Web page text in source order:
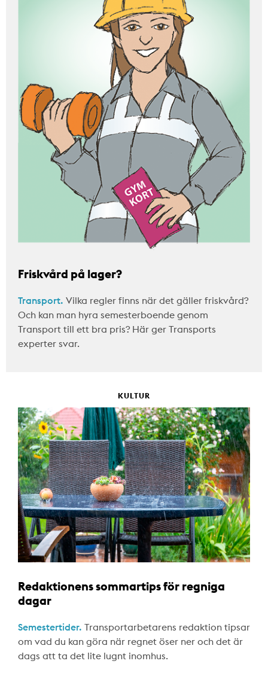
Friskvård på lager?
Transport. Vilka regler finns när det gäller friskvård?
Och kan man hyra semesterboende genom
Transport till ett bra pris? Här ger Transports
experter svar.
KULTUR
Redaktionens sommartips för regniga
dagar
Semestertider. Transportarbetarens redaktion tipsar
om vad du kan göra när regnet öser ner och det är
dags att ta det lite lugnt inomhus.